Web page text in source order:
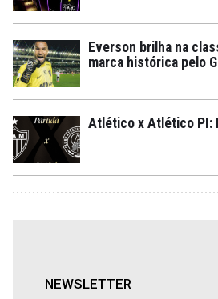
Everson brilha na
marca histórica pelo
Atlético x Atlético PI:
NEWSLETTER